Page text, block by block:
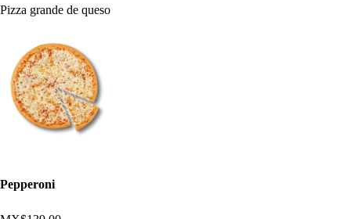
Pizza grande de queso
Pepperoni